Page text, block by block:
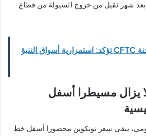
شهر ثقيل من خروج السيولة من قطاع
رئيس لجنة CFTC تؤكد: استمرارية أسواق التنبؤ
لا يزال مسيطرا أسفل
يبقى سعر تونكوين محصورا أسفل خط